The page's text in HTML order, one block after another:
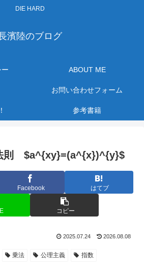
DIE HARD
濱陸のブログ
ABOUT ME
お問い合わせフォーム
参考書籍
則 $a^{xy}=(a^{x})^{y}$
Facebook はてブ
コピー
2025.07.24 2026.08.08
乗法 公理主義
指数